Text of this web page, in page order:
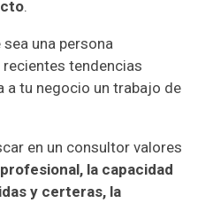
.
una persona
tendencias
a tu negocio un trabajo de
en un consultor valores
la capacidad
y certeras, la